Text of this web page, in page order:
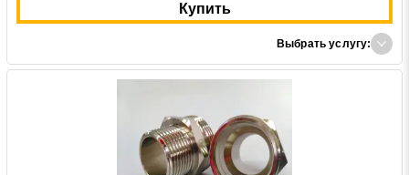
Купить
Выбрать услугу: